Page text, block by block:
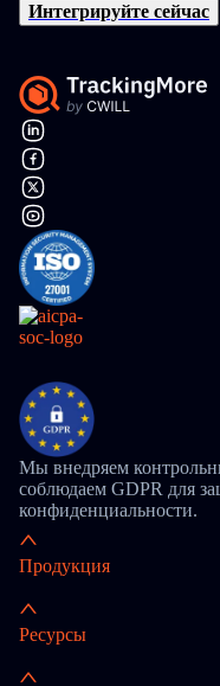
Интегрируйте сейчас
Мы внедряем
соблюдаем GDPR для
конфиденциальности.
Продукция
Ресурсы